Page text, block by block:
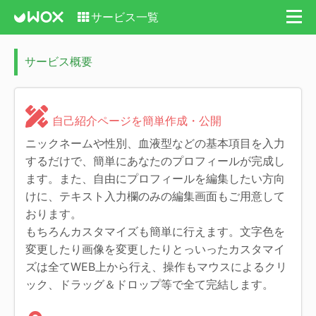
サービス一覧
サービス概要
自己紹介ページを簡単作成・公開
ニックネームや性別、血液型などの基本項目を入力
するだけで、簡単にあなたのプロフィールが完成し
ます。また、自由にプロフィールを編集したい方向
けに、テキスト入力欄のみの編集画面もご用意して
おります。
もちろんカスタマイズも簡単に行えます。文字色を
変更したり画像を変更したりとっいったカスタマイ
ズは全てWEB上から行え、操作もマウスによるクリ
ック、ドラッグ＆ドロップ等で全て完結します。